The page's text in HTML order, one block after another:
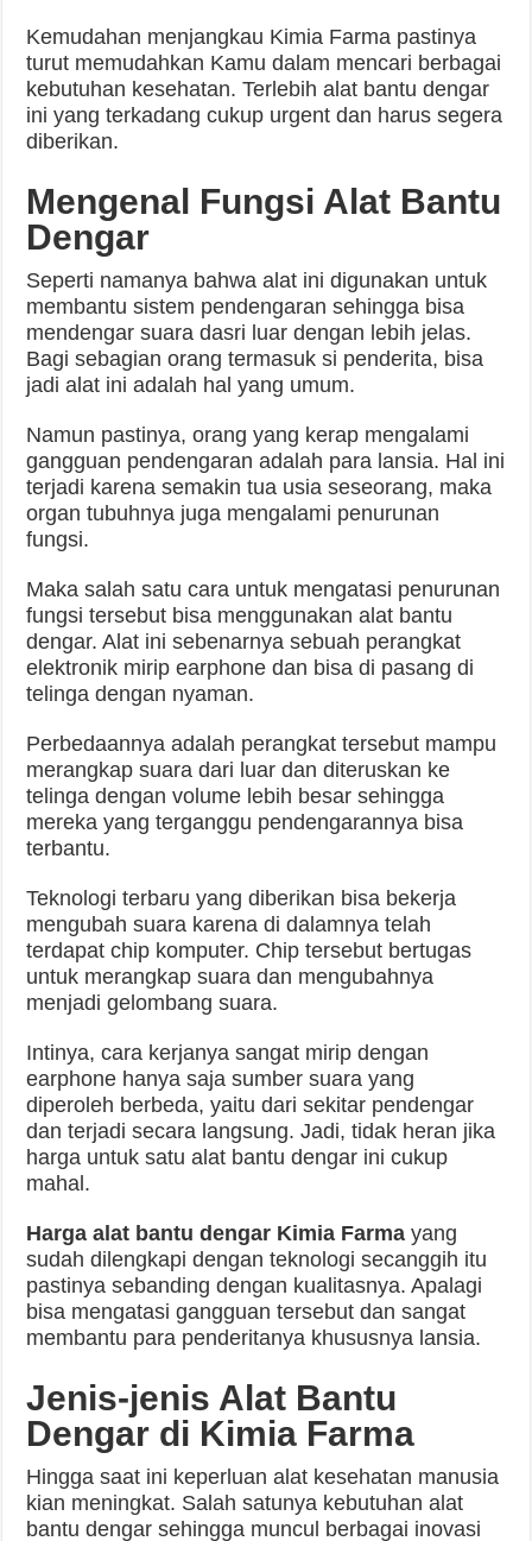
Kemudahan menjangkau Kimia Farma pastinya
turut memudahkan Kamu dalam mencari berbagai
kebutuhan kesehatan. Terlebih alat bantu dengar
ini yang terkadang cukup urgent dan harus segera
diberikan.
Mengenal Fungsi Alat Bantu
Dengar
Seperti namanya bahwa alat ini digunakan untuk
membantu sistem pendengaran sehingga bisa
mendengar suara dasri luar dengan lebih jelas.
Bagi sebagian orang termasuk si penderita, bisa
jadi alat ini adalah hal yang umum.
Namun pastinya, orang yang kerap mengalami
gangguan pendengaran adalah para lansia. Hal ini
terjadi karena semakin tua usia seseorang, maka
organ tubuhnya juga mengalami penurunan
fungsi.
Maka salah satu cara untuk mengatasi penurunan
fungsi tersebut bisa menggunakan alat bantu
dengar. Alat ini sebenarnya sebuah perangkat
elektronik mirip earphone dan bisa di pasang di
telinga dengan nyaman.
Perbedaannya adalah perangkat tersebut mampu
merangkap suara dari luar dan diteruskan ke
telinga dengan volume lebih besar sehingga
mereka yang terganggu pendengarannya bisa
terbantu.
Teknologi terbaru yang diberikan bisa bekerja
mengubah suara karena di dalamnya telah
terdapat chip komputer. Chip tersebut bertugas
untuk merangkap suara dan mengubahnya
menjadi gelombang suara.
Intinya, cara kerjanya sangat mirip dengan
earphone hanya saja sumber suara yang
diperoleh berbeda, yaitu dari sekitar pendengar
dan terjadi secara langsung. Jadi, tidak heran jika
harga untuk satu alat bantu dengar ini cukup
mahal.
Harga alat bantu dengar Kimia Farmayang
sudah dilengkapi dengan teknologi secanggih itu
pastinya sebanding dengan kualitasnya. Apalagi
bisa mengatasi gangguan tersebut dan sangat
membantu para penderitanya khususnya lansia.
Jenis-jenis Alat Bantu
Dengar di Kimia Farma
Hingga saat ini keperluan alat kesehatan manusia
kian meningkat. Salah satunya kebutuhan alat
bantu dengar sehingga muncul berbagai inovasi